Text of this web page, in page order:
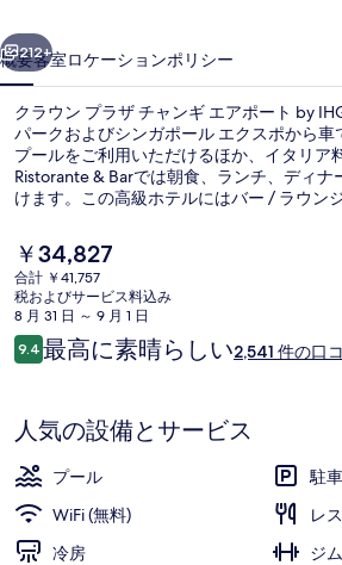
チ
ャ
ン
ギ
エ
ア
ポ
ー
ト
IHG
の
写
真
次へ
212+
概要客室ロケーションポリシー
クラウン プラザ チャンギ エアポート by
パークおよびシンガポール エクスポから車
プールをご利用いただけるほか、イタリア
Ristorante & Barでは朝食、ランチ、ディ
けます。この高級ホテルにはバー / ラウン
や空港への近さが旅行者の高い評価を得て
らは歩いてすぐ公共交通機関を利用できま
までは 5 分です。
現
在
の
料
金
は
す
￥34,827
合計 ￥41,757
税およびサービス料込み
8 月 31 日 ～ 9 月 1 日
口
コ
9.410段階中9.4
最高に素晴らしい2,541 件の口
人気の設備とサービス
プール
駐
WiFi (無料)
レ
冷房
ジム